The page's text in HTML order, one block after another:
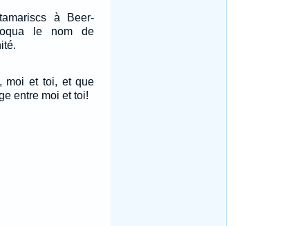
à Beer-
le nom de
moi et toi, et que
entre moi et toi!